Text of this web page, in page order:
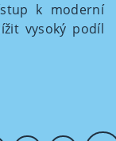
k moderní
vysoký podíl